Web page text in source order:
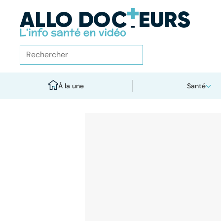
À la une Santé